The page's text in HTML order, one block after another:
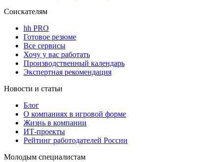
Соискателям
hh PRO
Готовое резюме
Все сервисы
Хочу у вас работать
Производственный календарь
Экспертная рекомендация
Новости и статьи
Блог
О компаниях в игровой форме
Жизнь в компании
ИТ-проекты
Рейтинг работодателей России
Молодым специалистам